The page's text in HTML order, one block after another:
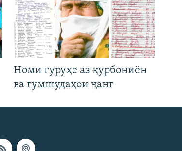
Номи гуруҳе аз қурбониён
ва гумшудаҳои ҷанг